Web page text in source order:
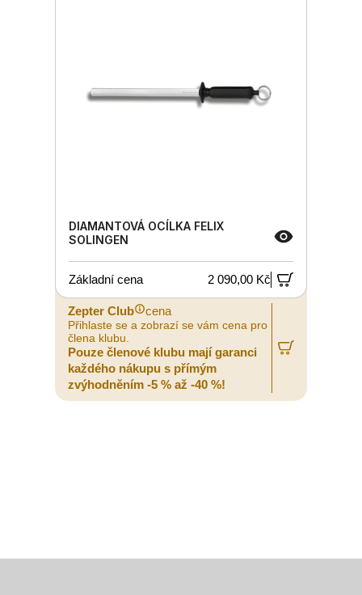
DIAMANTOVÁ OCÍLKA FELIX
SOLINGEN
Základní cena 2 090,00 Kč
Zepter Club cena
Přihlaste se a zobrazí se vám cena pro
člena klubu.
Pouze členové klubu mají garanci
každého nákupu s přímým
zvýhodněním -5 % až -40 %!